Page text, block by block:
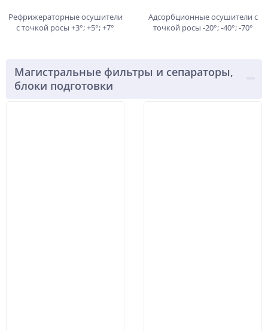
Рефрижераторные осушители
с точкой росы +3°; +5°; +7°
Адсорбционные осушители с
точкой росы -20°; -40°; -70°
Магистральные фильтры и сепараторы,
блоки подготовки